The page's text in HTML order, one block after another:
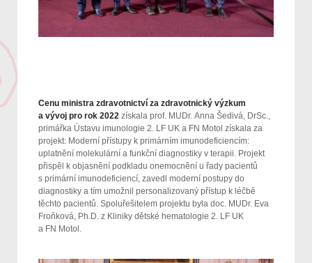
Cenu ministra zdravotnictví za zdravotnický výzkum
a vývoj pro rok 2022 získala prof. MUDr. Anna Šedivá, DrSc.,
primářka Ústavu imunologie 2. LF UK a FN Motol získala za
projekt: Moderní přístupy k primárním imunodeficiencím:
uplatnění molekulární a funkční diagnostiky v terapii. Projekt
přispěl k objasnění podkladu onemocnění u řady pacientů
s primární imunodeficiencí, zavedl moderní postupy do
diagnostiky a tím umožnil personalizovaný přístup k léčbě
těchto pacientů. Spoluřešitelem projektu byla doc. MUDr. Eva
Froňková, Ph.D. z Kliniky dětské hematologie 2. LF UK
a FN Motol.